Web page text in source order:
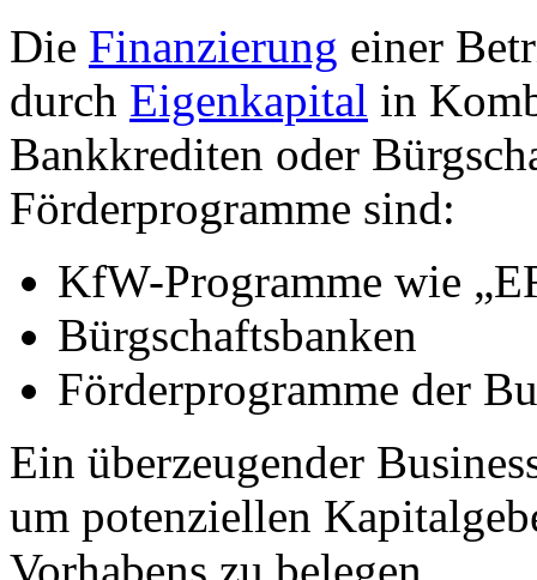
Die Finanzierung einer
durch Eigenkapital in
Bankkrediten oder
Förderprogramme sind:
KfW-Programme wie
Bürgschaftsbanken
Förderprogramme der
Ein überzeugender
um potenziellen